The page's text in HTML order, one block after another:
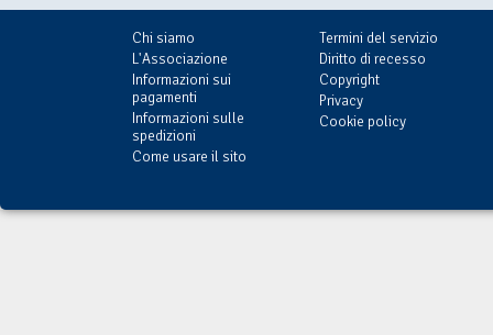
Chi siamo
L'Associazione
Informazioni sui
pagamenti
Informazioni sulle
spedizioni
Come usare il sito
Termini del servizio
Diritto di recesso
Copyright
Privacy
Cookie policy